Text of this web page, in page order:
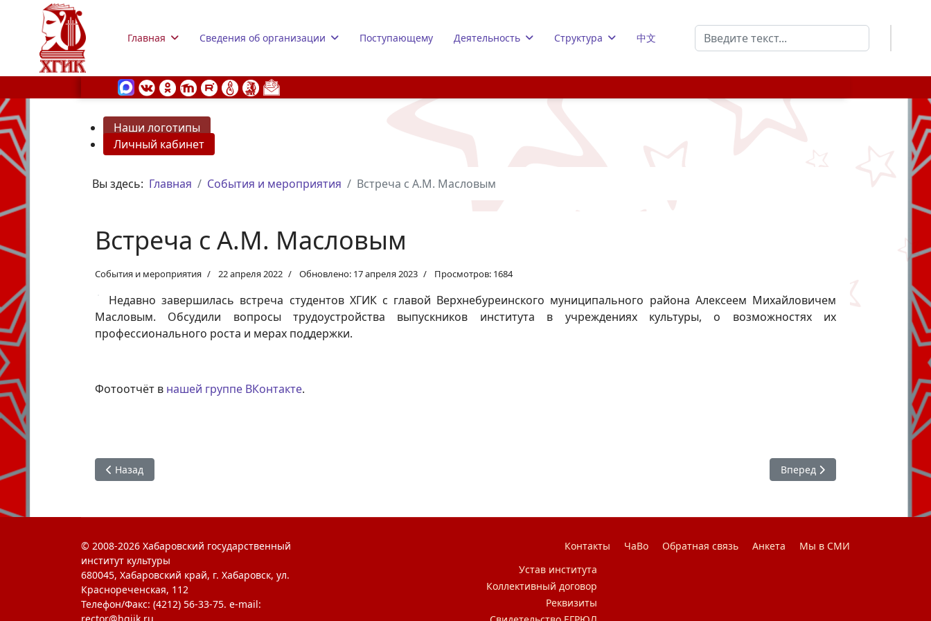
Главная Сведения об организации Поступающему Деятельность Структура 中文
Поиск
Наши логотипы
Личный кабинет
Вы здесь: Главная События и мероприятия Встреча с А.М. Масловым
Встреча с А.М. Масловым
События и мероприятия 22 апреля 2022 Обновлено: 17 апреля 2023 Просмотров: 1684
Недавно завершилась встреча студентов ХГИК с главой Верхнебуреинского муниципального района Алексеем Михайловичем
Масловым. Обсудили вопросы трудоустройства выпускников института в учреждениях культуры, о возможностях их
профессионального роста и мерах поддержки.
Фотоотчёт в нашей группе ВКонтакте.
Предыдущий: Вознесение - символ твой!
Назад Следующий: Студенческая
Вперед
© 2008-2026 Хабаровский государственный
институт культуры
680045, Хабаровский край, г. Хабаровск, ул.
Краснореченская, 112
Телефон/Факс: (4212) 56-33-75. e-mail:
Контакты ЧаВо Обратная связь Анкета
Мы в СМИ
Устав института
Коллективный договор
Реквизиты